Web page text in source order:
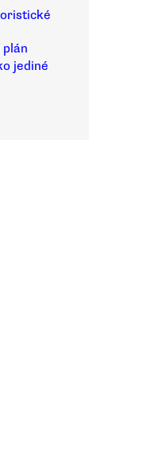
jediné